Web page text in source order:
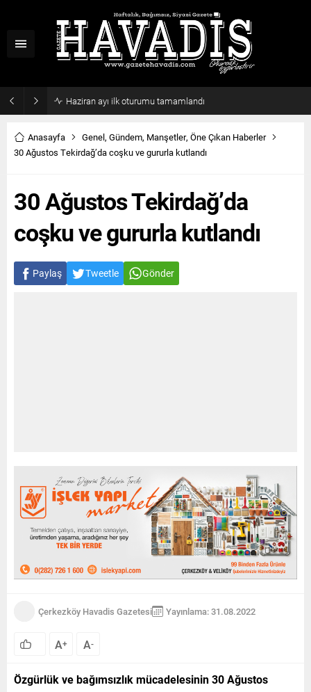
Haziran ayı ilk oturumu tamamlandı
Anasayfa Genel, Gündem, Manşetler, Öne Çıkan Haberler
30 Ağustos Tekirdağ’da coşku ve gururla kutlandı
30 Ağustos Tekirdağ’da
coşku ve gururla kutlandı
Paylaş Tweetle Gönder
Çerkezköy Havadis Gazetesi Yayınlama: 31.08.2022
A+ A-
Özgürlük ve bağımsızlık mücadelesinin 30 Ağustos